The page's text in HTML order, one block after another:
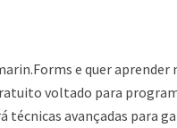
e quer
voltado para
técnicas avançadas para